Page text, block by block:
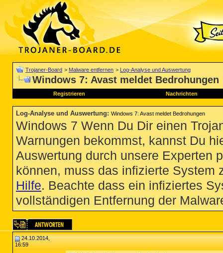
Trojaner-Board > Malware entfernen > Log-Analyse und Auswertung
Windows 7: Avast meldet Bedrohungen
Registrieren Nachrichten
Log-Analyse und Auswertung: Windows 7: Avast meldet Bedrohungen
Windows 7 Wenn Du Dir einen
Warnungen bekommst, kannst Du
Auswertung durch unsere Experten
können, muss das infizierte System
Hilfe. Beachte dass ein infiziertes
vollständigen Entfernung der
24.10.2014,
16:59